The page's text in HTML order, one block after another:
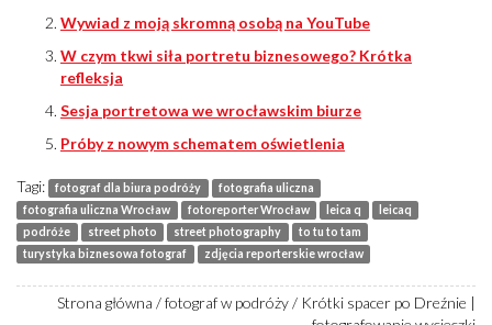
Wywiad z moją skromną osobą na YouTube
W czym tkwi siła portretu biznesowego? Krótka
refleksja
Sesja portretowa we wrocławskim biurze
Próby z nowym schematem oświetlenia
Tagi: fotograf dla biura podróży
fotografia uliczna
fotografia uliczna Wrocław
fotoreporter Wrocław leica q
leicaq
podróże
street photo street photography
to tu to tam
turystyka biznesowa fotograf
zdjęcia reporterskie wrocław
Strona główna /fotograf w podróży/ Krótki spacer po Dreźnie |